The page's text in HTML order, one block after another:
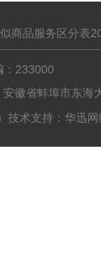
商品服务区分表
：233000
徽省蚌埠市东海
技术支持： 华迅网